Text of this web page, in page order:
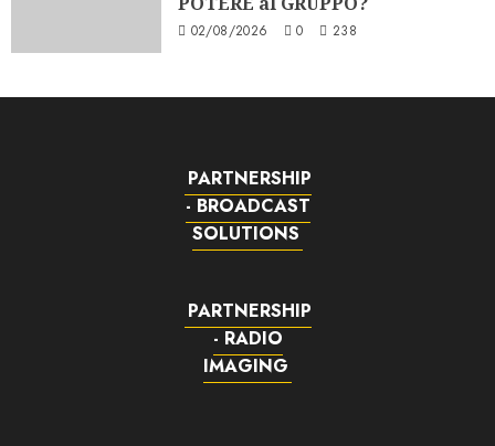
02/08/2026 0 238
PARTNERSHIP
- BROADCAST
SOLUTIONS
PARTNERSHIP
- RADIO
IMAGING